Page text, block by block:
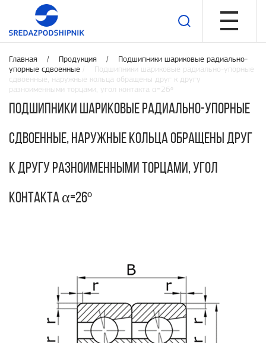
Главная / Продукция / Подшипники шариковые радиально-
упорные сдвоенные / Подшипники шариковые радиально-упорные
сдвоенные, наружные кольца обращены друг к другу
разноименными торцами, угол контакта α=26º
Подшипники шариковые радиально-упорные
сдвоенные, наружные кольца обращены друг
к другу разноименными торцами, угол
контакта α=26º